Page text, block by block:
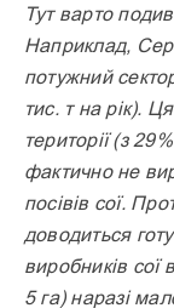
Тут варто
Наприклад,
потужний
тис. т на рік).
території (з
фактично не
посівів сої.
доводиться
виробників сої
5 га) наразі